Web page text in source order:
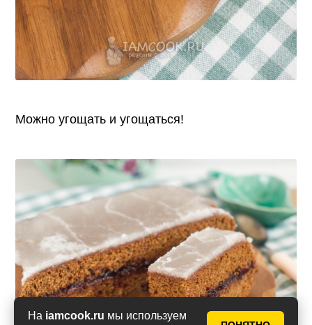
На iamcook.ru мы используем
Можно угощать и угощаться!